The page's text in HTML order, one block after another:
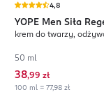
4,8
YOPE Men Siła
krem do twarzy,
50 ml
38,99 zł
100 ml = 77,98 zł